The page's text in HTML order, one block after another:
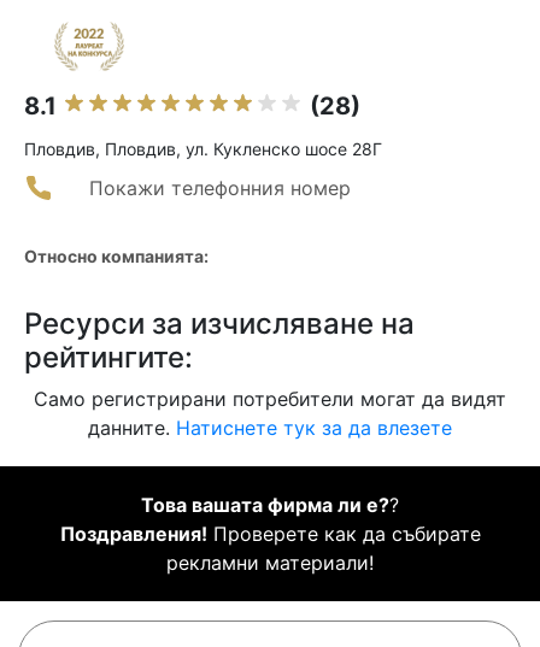
8.1 (28)
Пловдив, Пловдив, ул. Кукленско шосе 28Г
Покажи телефонния номер
Относно компанията:
Ресурси за изчисляване на
рейтингите:
Само регистрирани потребители могат да видят
данните. Натиснете тук за да влезете
Това вашата фирма ли е??
Поздравления! Проверете как да събирате
рекламни материали!